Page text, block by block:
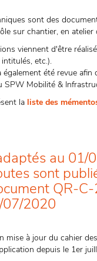
sont des
sur chantier, en atelier
viennent d'être
etc.).
également été revue afin
SPW Mobilité &
la liste des
au 01/
sont
QR-
2020
mise à jour du cahier
depuis le 1er